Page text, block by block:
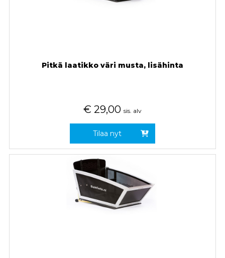
Pitkä laatikko väri musta, lisähinta
€ 29,00 sis. alv
Tilaa nyt